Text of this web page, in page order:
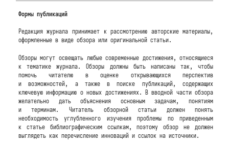
Формы публикаций
Редакция журнала принимает к рассмотрению авторские материалы,
оформленные в виде обзора или оригинальной статьи.
Обзоры могут освещать любые современные достижения, относящиеся
к тематике журнала. Обзоры должны быть написаны так, чтобы
помочь читателю в оценке открывающихся перспектив
и возможностей, а также в поиске публикаций, содержащих
ключевую информацию о новых достижениях. В вводной части обзора
желательно дать объяснения основным задачам, понятиям
и терминам. Читатель обзорной статьи должен понять
необходимость углубленного изучения проблемы по приведенным
к статье библиографическим ссылкам, поэтому обзор не должен
выглядеть как перечисление инноваций и ссылок на источники.